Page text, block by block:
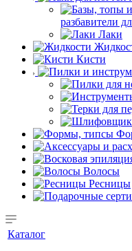
разбавители
Лаки
Кисти
Волосы
Ресницы
Каталог